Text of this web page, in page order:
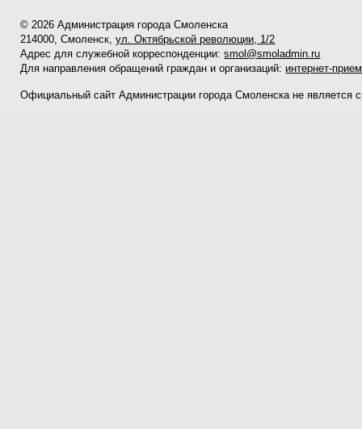
© 2026 Администрация города Смоленска
214000, Смоленск,ул. Октябрьской революции, 1/2
Адрес для служебной корреспонденции:smol@smoladmin.ru
Для направления обращений граждан и организаций: интернет-
Официальный сайт Администрации города Смоленска не является